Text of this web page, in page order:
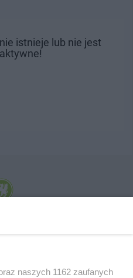
istnieje lub nie jest
Serwis Informacyjny Miasta
naszych 1162 zaufanych